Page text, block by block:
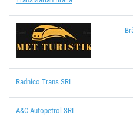
Radnico Trans SRL
A&C Autopetrol SRL